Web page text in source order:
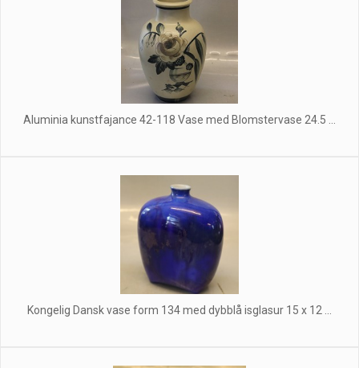
Aluminia kunstfajance 42-118 Vase med Blomstervase 24.5 ...
Kongelig Dansk vase form 134 med dybblå isglasur 15 x 12 ...